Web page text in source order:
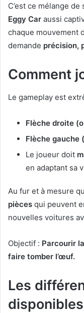
C’est ce mélange
Eggy Car aussi
chaque mouvement
demande précision,
Comment
Le gameplay est
Flèche droite
Flèche gauche
Le joueur doit
en adaptant sa
Au fur et à mesure
pièces qui peuvent
nouvelles voitures
Objectif : Parcourir
faire tomber l’œuf.
Les
disponibles